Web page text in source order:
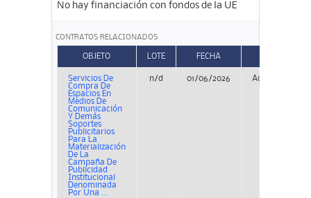
No hay financiación con fondos de la UE
CONTRATOS RELACIONADOS
OBJETO LOTE FECHA
Servicios De
Compra De
Espacios En
Medios De
Comunicación
Y Demás
Soportes
Publicitarios
Para La
Materialización
De La
Campaña De
Publicidad
Institucional
Denominada
Por Una ...
n/d 01/06/2026 Adjudicación